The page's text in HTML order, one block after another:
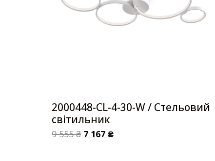
2000448-CL-4-30-W / Стельовий
світильник
9 555₴ 7 167₴